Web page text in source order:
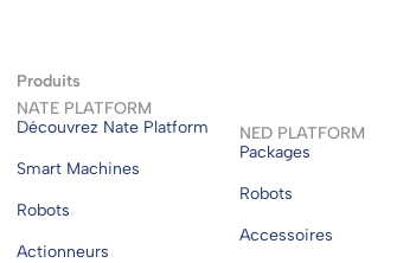
Produits
NATE PLATFORM
Découvrez Nate Platform
Smart Machines
Robots
Actionneurs
NED PLATFORM
Packages
Robots
Accessoires